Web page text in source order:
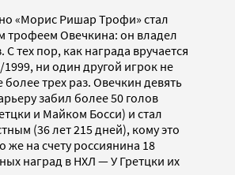
«Морис Ришар Трофи» стал
трофеем Овечкина: он владел
С тех пор, как награда вручается
1999, ни один другой игрок не
трех раз. Овечкин девять
забил более 50 голов
и Майком Босси) и стал
(36 лет 215 дней), кому это
же на счету россиянина 18
наград в НХЛ — У Гретцки их